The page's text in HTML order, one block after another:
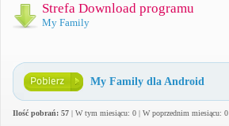
Strefa Download programu
My Family
My Family dla Android
Ilość pobrań: 57 | W tym miesiącu: 0 | W poprzednim miesiącu: 0